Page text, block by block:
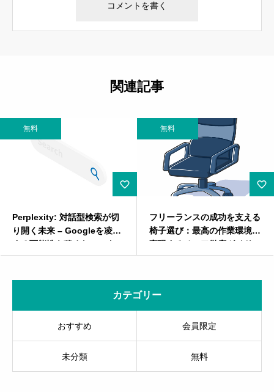
関連記事
フリーランスの成功を支える
椅子選び：最高の作業環境を
実現するチェア徹底ガイド
【空を飛ぶ感動体験】沖
パラグライダーの可能性
来戦略〜オプショナルツ
を超えた、“空のマーケテ
カテゴリー
おすすめ 会員限定
未分類 無料